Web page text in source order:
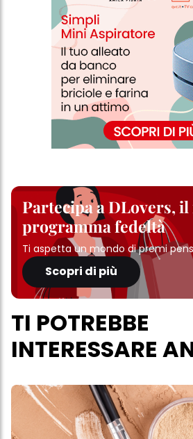
Partecipa a DLovers,
programma fedeltà
Ti aspetta un mondo di premi
Scopri di più
TI POTREBBE
INTERESSARE